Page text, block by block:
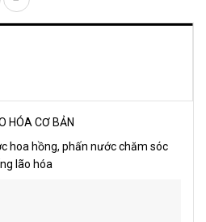
HÓA CƠ BẢN
hoa hồng, phấn nước chăm sóc
lão hóa